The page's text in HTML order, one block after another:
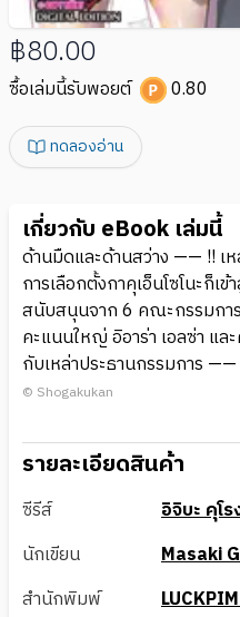
฿80.00
ซื้อเล่มนี้รับพอยต์ 0.80
ทดลองอ่าน
เกี่ยวกับ eBook เล่มนี้
ด้านมืดและด้านสว่าง —— !! เห
การเลือกตั้งกาคุเอ็นโซโนะก็เ
สนับสนุนจาก 6 คณะกรรมการ
คะแนนใหญ่ อิอาร่า เอลซ่า แ
กับเหล่าประธานกรรมการ
© Shogakukan
รายละเอียดสินค้า
ซีรีส์
อิจิบะ คุโร
นักเขียน
Masaki
สำนักพิมพ์